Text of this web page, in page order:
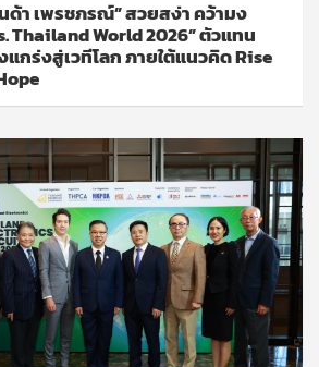
ด้า เพรชภรณ์” สวยสง่า คว้ามง
Thailand World 2026” ตัวแทน
กร่งสู่เวทีโลก ภายใต้แนวคิด Rise